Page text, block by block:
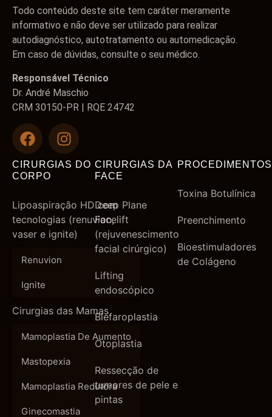
Todo conteúdo deste site tem caráter meramente
informativo e não deve ser utilizado para realizar
autodiagnóstico, autotratamento ou automedicação.
Em caso de dúvidas, consulte o seu médico.
Responsável Técnico
Dr. André Maschio
CRM 30150-PR | RQE 24742
CIRURGIAS DO
CORPO
Lipoaspiração HD com
tecnologias (renuvion,
vaser e ignite)
Renuvion
Ignite
Cirurgias das Mamas
Mamoplastia De Aumento
Mastopexia
Mamoplastia Redutora
Ginecomastia
CIRURGIAS DA
FACE
Deep Plane
Facelift
(rejuvenescimento
facial cirúrgico)
Lifting
endoscópico
Blefaroplastia
Otoplastia
Ressecção de
tumores de pele e
pintas
PROCEDIMENTOS
Toxina Botulínica
Preenchimento
Bioestimuladores
de Colágeno